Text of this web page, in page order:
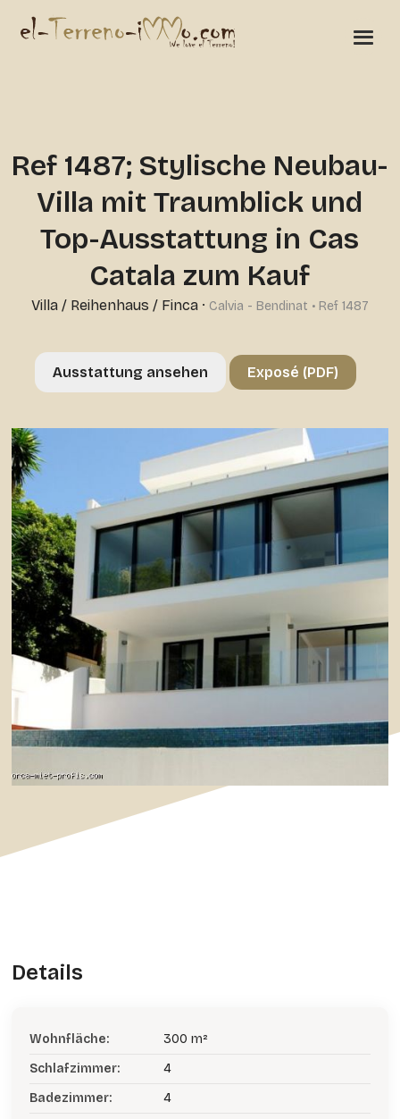
Ref 1487; Stylische Neubau-
Villa mit Traumblick und
Top-Ausstattung in Cas
Catala zum Kauf
Villa / Reihenhaus / Finca· Calvia - Bendinat • Ref 1487
Ausstattung ansehen Exposé (PDF)
Details
Wohnfläche:
300 m²
Schlafzimmer:
4
Badezimmer:
4